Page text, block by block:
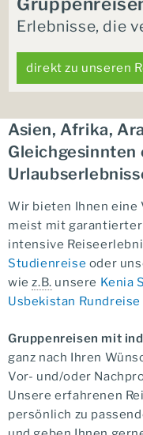
Erlebnisse, die
direkt zu unseren
Asien, Afrika,
Gleichgesinnten
Wir bieten Ihnen eine
meist mit
intensive
Studienreise oder
wiez.B. unsere Kenia
Usbekistan Rundreise
Gruppenreisen mit
ganz nach Ihren
Vor- und/oder
Unsere erfahrenen
persönlich zu